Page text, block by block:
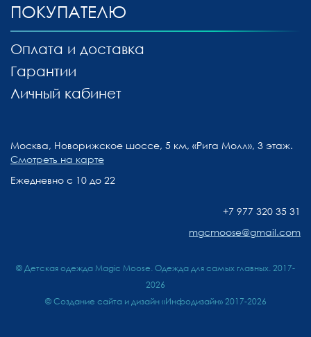
ПОКУПАТЕЛЮ
Оплата и доставка
Гарантии
Личный кабинет
Москва, Новорижское шоссе, 5 км, «Рига Молл», 3 этаж.
Смотреть на карте
Ежедневно с 10 до 22
+7 977 320 35 31
mgcmoose@gmail.com
© Детская одежда Magic Moose. Одежда для самых главных. 2017-
2026
© Создание сайта и дизайн «Инфодизайн»2017-2026